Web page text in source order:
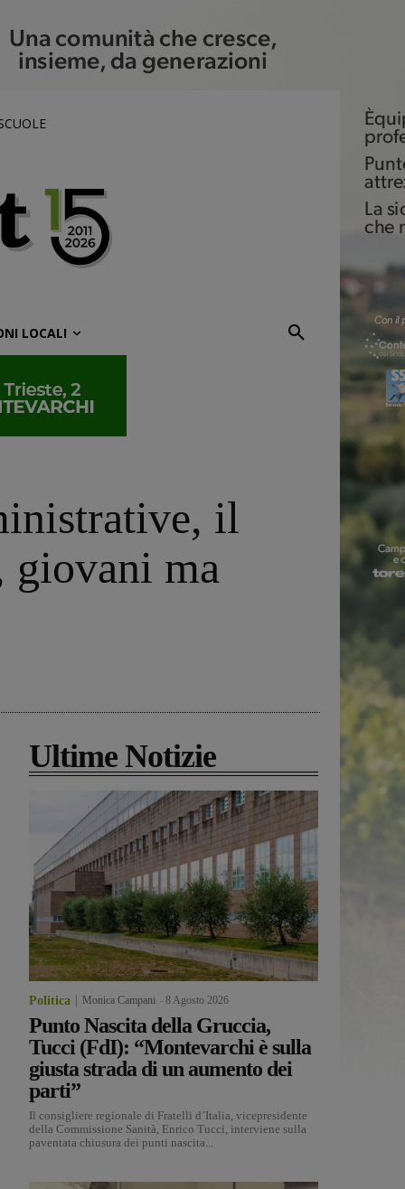
LOCALI
il
giovani ma
Ultime Notizie
Politica Monica Campani 8 Agosto 2026
Punto Nascita della Gruccia,
Tucci (FdI): “Montevarchi è sulla
giusta strada di un aumento dei
parti”
Il consigliere regionale di Fratelli d’Italia, vicepresidente
della Commissione Sanità, Enrico Tucci, interviene sulla
paventata chiusura dei punti nascita...